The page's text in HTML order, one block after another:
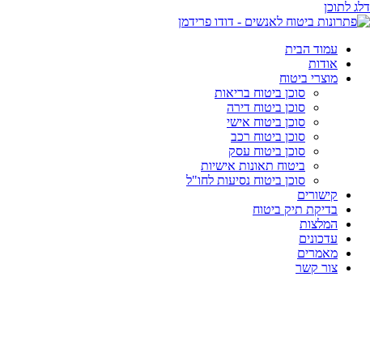
דלג לתוכן
עמוד הבית
אודות
מוצרי ביטוח
סוכן ביטוח בריאות
סוכן ביטוח דירה
סוכן ביטוח אישי
סוכן ביטוח רכב
סוכן ביטוח עסק
ביטוח תאונות אישיות
סוכן ביטוח נסיעות לחו"ל
קישורים
בדיקת תיק ביטוח
המלצות
עדכונים
מאמרים
צור קשר